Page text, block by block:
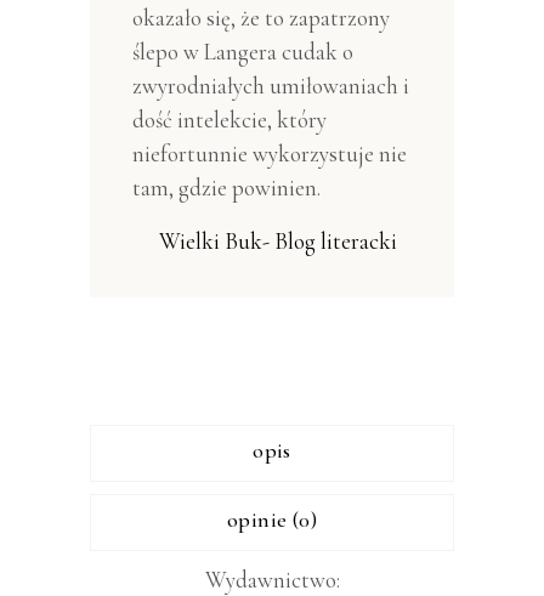
okazało się, że to zapatrzony
ślepo w Langera cudak o
zwyrodniałych umiłowaniach i
dość intelekcie, który
niefortunnie wykorzystuje nie
tam, gdzie powinien.
Wielki Buk- Blog literacki
opis
opinie (0)
Wydawnictwo: